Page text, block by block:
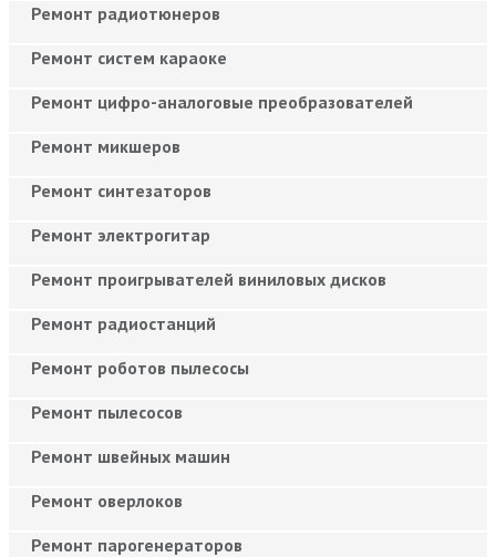
Ремонт радиотюнеров
Ремонт систем караоке
Ремонт цифро-аналоговые преобразователей
Ремонт микшеров
Ремонт синтезаторов
Ремонт электрогитар
Ремонт проигрывателей виниловых дисков
Ремонт радиостанций
Ремонт роботов пылесосы
Ремонт пылесосов
Ремонт швейных машин
Ремонт оверлоков
Ремонт парогенераторов